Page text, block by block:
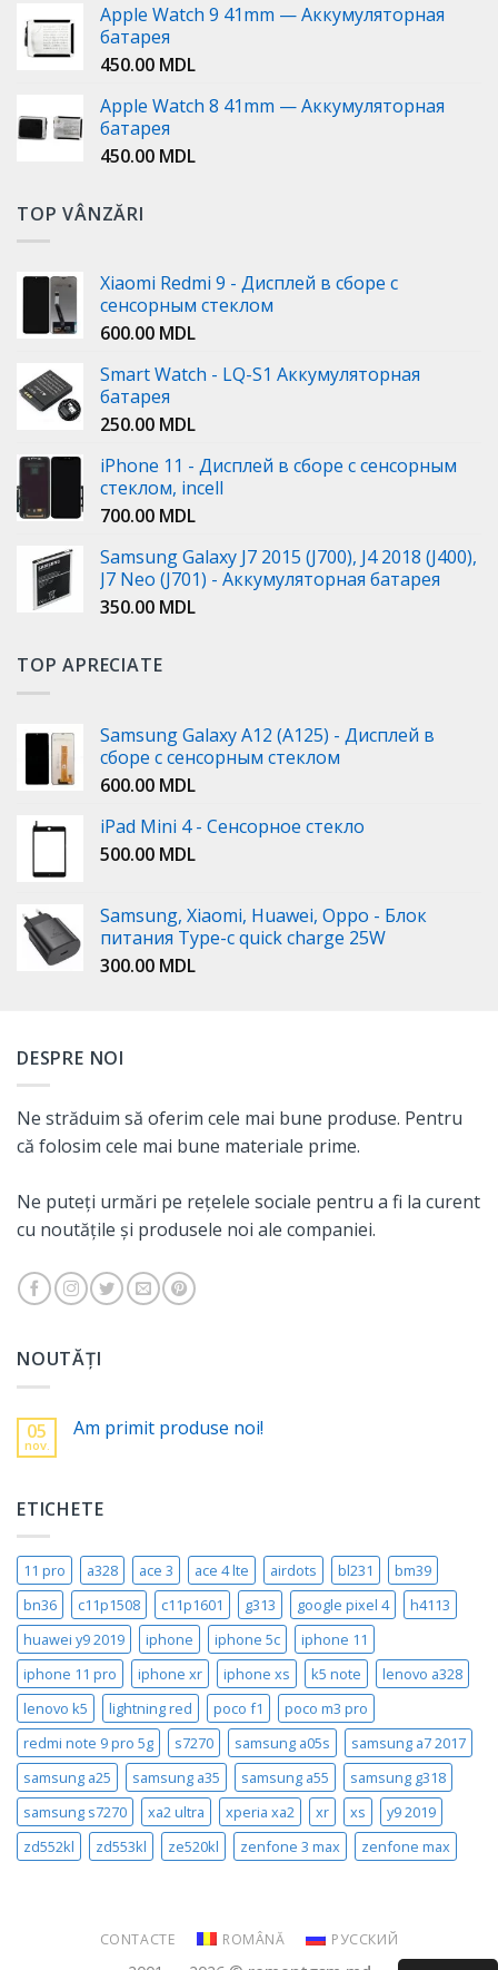
Apple Watch 9 41mm — Аккумуляторная
батарея
450.00 MDL
Apple Watch 8 41mm — Аккумуляторная
батарея
450.00 MDL
TOP VÂNZĂRI
Xiaomi Redmi 9 - Дисплей в сборе с
сенсорным стеклом
600.00 MDL
Smart Watch - LQ-S1 Аккумуляторная
батарея
250.00 MDL
iPhone 11 - Дисплей в сборе с сенсорным
стеклом, incell
700.00 MDL
Samsung Galaxy J7 2015 (J700), J4 2018 (J400),
J7 Neo (J701) - Аккумуляторная батарея
350.00 MDL
TOP APRECIATE
Samsung Galaxy A12 (A125) - Дисплей в
сборе с сенсорным стеклом
600.00 MDL
iPad Mini 4 - Сенсорное стекло
500.00 MDL
Samsung, Xiaomi, Huawei, Oppo - Блок
питания Type-c quick charge 25W
300.00 MDL
DESPRE NOI
Ne străduim să oferim cele mai bune produse. Pentru
că folosim cele mai bune materiale prime.
Ne puteți urmări pe rețelele sociale pentru a fi la curent
cu noutățile și produsele noi ale companiei.
NOUTĂȚI
05
nov.
Am primit produse noi!
ETICHETE
11 pro a328 ace 3 ace 4 lte airdots bl231
bm39
bn36
c11p1508 c11p1601 g313 google pixel 4
h4113
huawei y9 2019
iphone iphone 5c
iphone 11
iphone 11 pro
iphone xr iphone xs k5 note
lenovo a328
lenovo k5
lightning red poco f1
poco m3 pro
redmi note 9 pro 5g
s7270 samsung a05s
samsung a7 2017
samsung a25
samsung a35 samsung a55
samsung g318
samsung s7270
xa2 ultra xperia xa2 xr xs
y9 2019
zd552kl
zd553kl ze520kl zenfone 3 max zenfone max
CONTACTE ROMÂNĂ РУССКИЙ